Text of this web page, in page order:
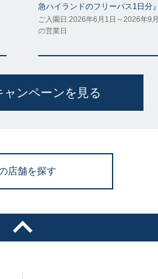
急ハイランドのフリーパス1日分』
ご入園日:2026年6月1日～2026年9
の営業日
ャンペーンを見る
店舗を探す